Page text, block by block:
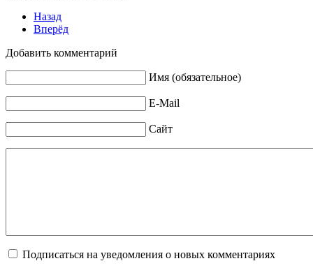
Назад
Вперёд
Добавить комментарий
Имя (обязательное)
E-Mail
Сайт
Подписаться на уведомления о новых комментариях